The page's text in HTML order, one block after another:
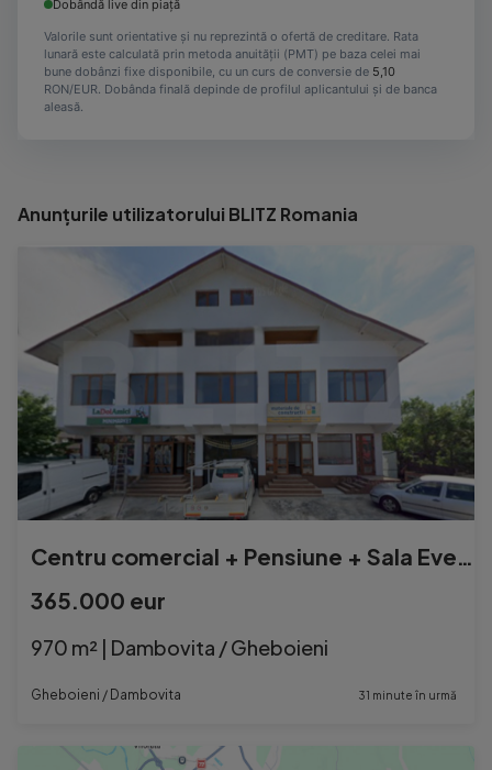
Dobândă live din piață
Valorile sunt orientative și nu reprezintă o ofertă de creditare. Rata
lunară este calculată prin metoda anuității (PMT) pe baza celei mai
bune dobânzi fixe disponibile, cu un curs de conversie de 5,10
RON/EUR. Dobânda finală depinde de profilul aplicantului și de banca
aleasă.
Anunțurile utilizatorului BLITZ Romania
Centru comercial + Pensiune + Sala Evenimente -DN 72A - Ghe
365.000 eur
970 m² | Dambovita / Gheboieni
Gheboieni / Dambovita 31 minute în urmă